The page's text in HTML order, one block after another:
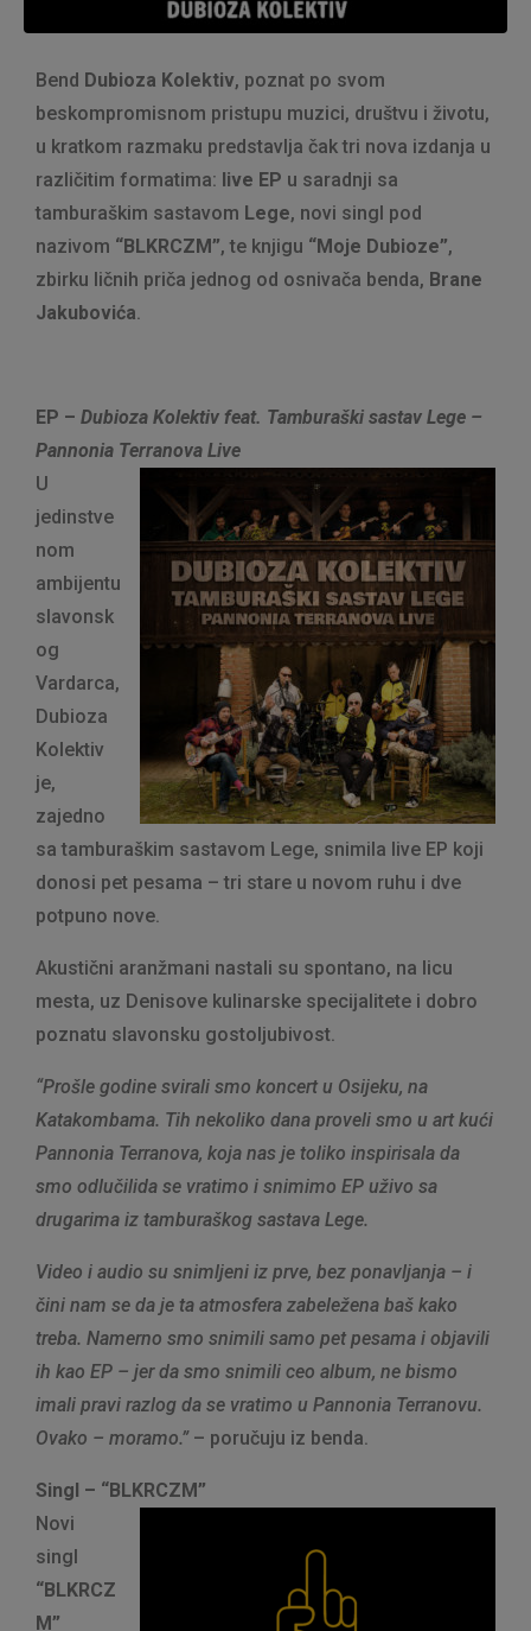
Bend Dubioza Kolektiv, poznat po svom
beskompromisnom pristupu muzici, društvu i životu,
u kratkom razmaku predstavlja čak tri nova izdanja u
različitim formatima: live EP u saradnji sa
tamburaškim sastavom Lege, novi singl pod
nazivom “BLKRCZM”, te knjigu “Moje Dubioze”,
zbirku ličnih priča jednog od osnivača benda, Brane
Jakubovića.
EP – Dubioza Kolektiv feat. Tamburaški sastav Lege –
Pannonia Terranova Live
U
jedinstve
nom
ambijentu
slavonsk
og
Vardarca,
Dubioza
Kolektiv
je,
zajedno
sa tamburaškim sastavom Lege, snimila live EP koji
donosi pet pesama – tri stare u novom ruhu i dve
potpuno nove.
Akustični aranžmani nastali su spontano, na licu
mesta, uz Denisove kulinarske specijalitete i dobro
poznatu slavonsku gostoljubivost.
“Prošle godine svirali smo koncert u Osijeku, na
Katakombama. Tih nekoliko dana proveli smo u art kući
Pannonia Terranova, koja nas je toliko inspirisala da
smo odlučilida se vratimo i snimimo EP uživo sa
drugarima iz tamburaškog sastava Lege.
Video i audio su snimljeni iz prve, bez ponavljanja – i
čini nam se da je ta atmosfera zabeležena baš kako
treba. Namerno smo snimili samo pet pesama i objavili
ih kao EP – jer da smo snimili ceo album, ne bismo
imali pravi razlog da se vratimo u Pannonia Terranovu.
Ovako – moramo.”– poručuju iz benda.
Singl – “BLKRCZM”
Novi
singl
“BLKRCZ
M”